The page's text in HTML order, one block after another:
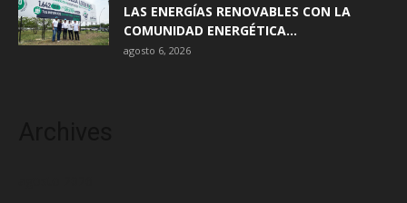
LAS ENERGÍAS RENOVABLES CON LA
COMUNIDAD ENERGÉTICA...
agosto 6, 2026